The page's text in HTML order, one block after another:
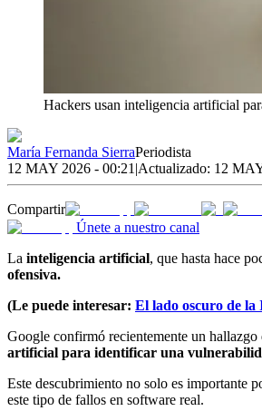
Hackers usan inteligencia artificial
María Fernanda SierraPeriodista
12 MAY 2026 - 00:21 |Actualizado: 12
Compartir
Únete a nuestro canal
La inteligencia artificial, que hasta hace
ofensiva.
(Le puede interesar: El lado oscuro de la
Google confirmó recientemente un
artificial para identificar una
Este descubrimiento no solo es importante
este tipo de fallos en software real.